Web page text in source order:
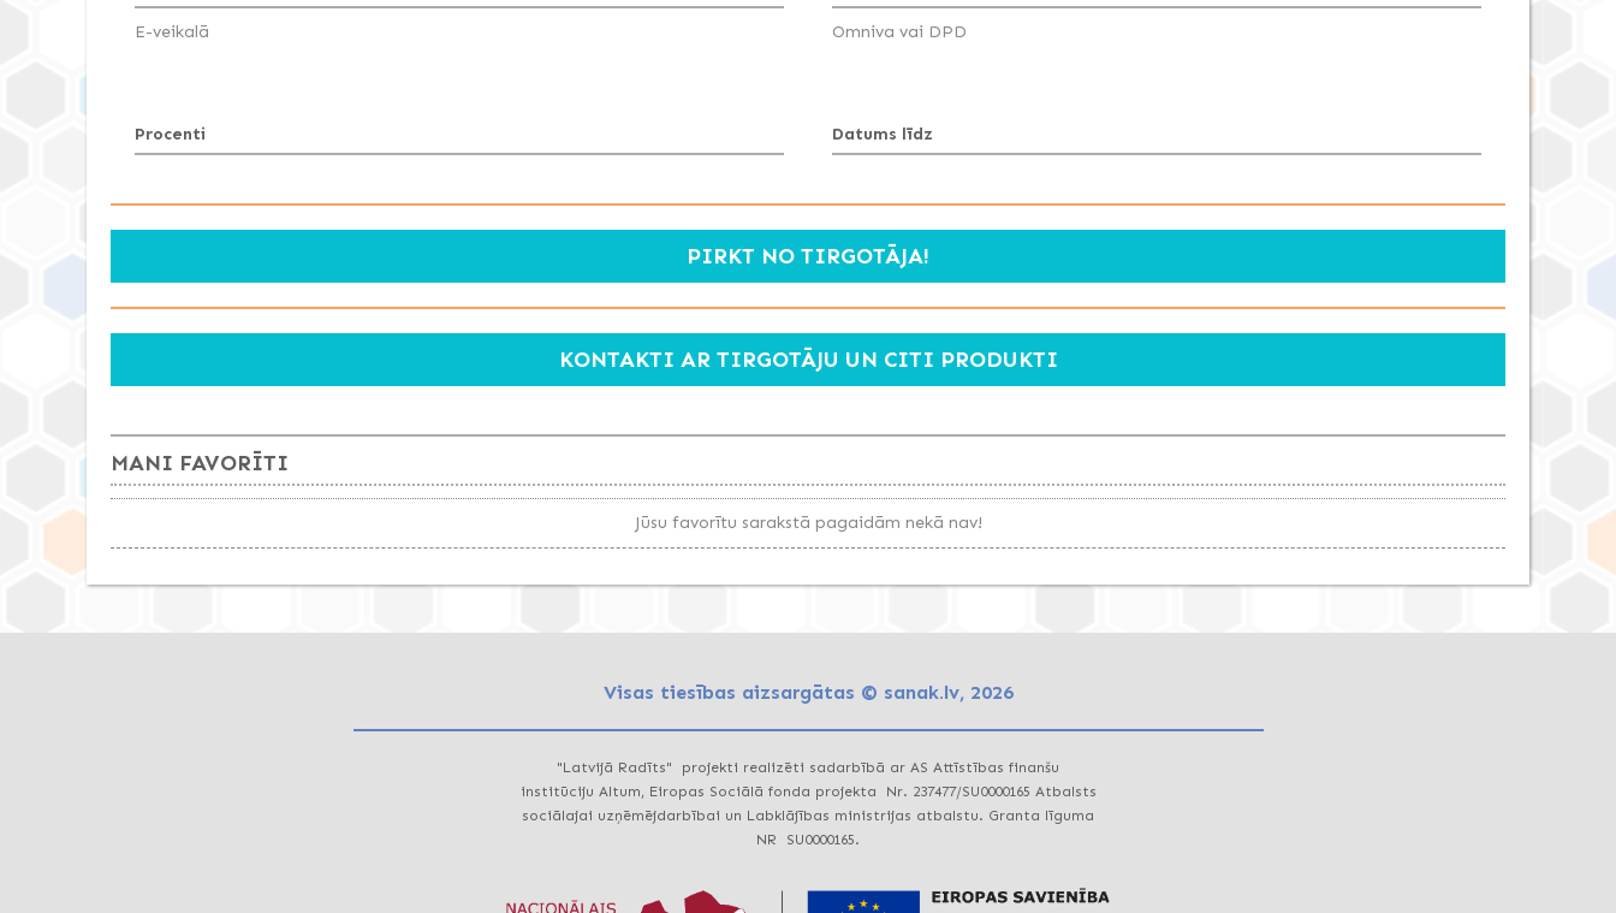
E-veikalā Omniva vai DPD
Procenti Datums līdz
PIRKT NO TIRGOTĀJA!
KONTAKTI AR TIRGOTĀJU UN CITI PRODUKTI
MANI FAVORĪTI
Jūsu favorītu sarakstā pagaidām nekā nav!
Visas tiesības aizsargātas © sanak.lv, 2026
"Latvijā Radīts" projekti realizēti sadarbībā ar AS Attīstības finanšu
institūciju Altum, Eiropas Sociālā fonda projekta Nr. 237477/SU0000165 Atbalsts
sociālajai uzņēmējdarbībai un Labklājības ministrijas atbalstu. Granta līguma
NR SU0000165.